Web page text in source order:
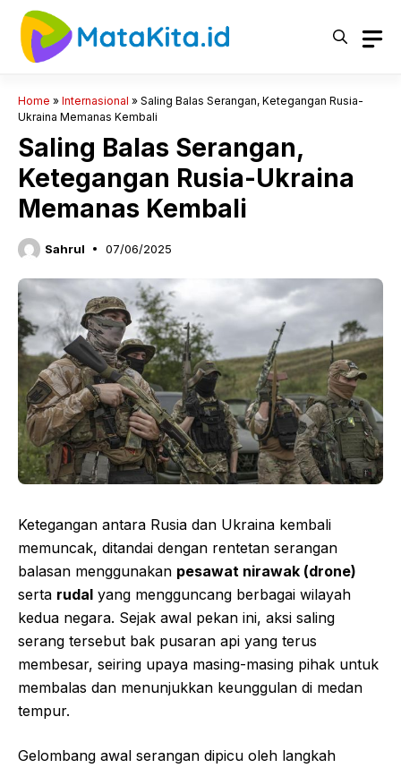
Langsung
Home » Internasional » Saling Balas Serangan, Ketegangan Rusia-
Ukraina Memanas Kembali
Saling Balas Serangan,
Ketegangan Rusia-Ukraina
Memanas Kembali
Sahrul 07/06/2025
Ketegangan antara Rusia dan Ukraina kembali
memuncak, ditandai dengan rentetan serangan
balasan menggunakan pesawat nirawak (drone)
serta rudal yang mengguncang berbagai wilayah
kedua negara. Sejak awal pekan ini, aksi saling
serang tersebut bak pusaran api yang terus
membesar, seiring upaya masing-masing pihak untuk
membalas dan menunjukkan keunggulan di medan
tempur.
Gelombang awal serangan dipicu oleh langkah